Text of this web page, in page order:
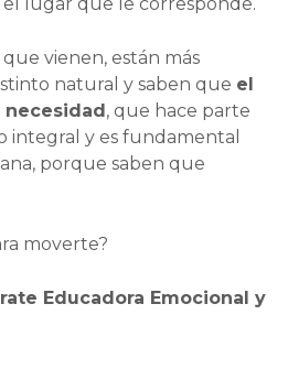
vienen, están más
natural y saben que el
, que hace parte
integral y es fundamental
porque saben que
moverte?
Educadora Emocional y